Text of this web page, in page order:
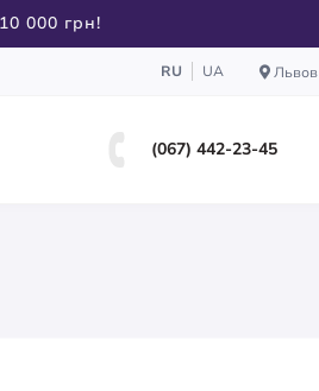
000 грн!
RU UA Львов
(067) 442-23-45